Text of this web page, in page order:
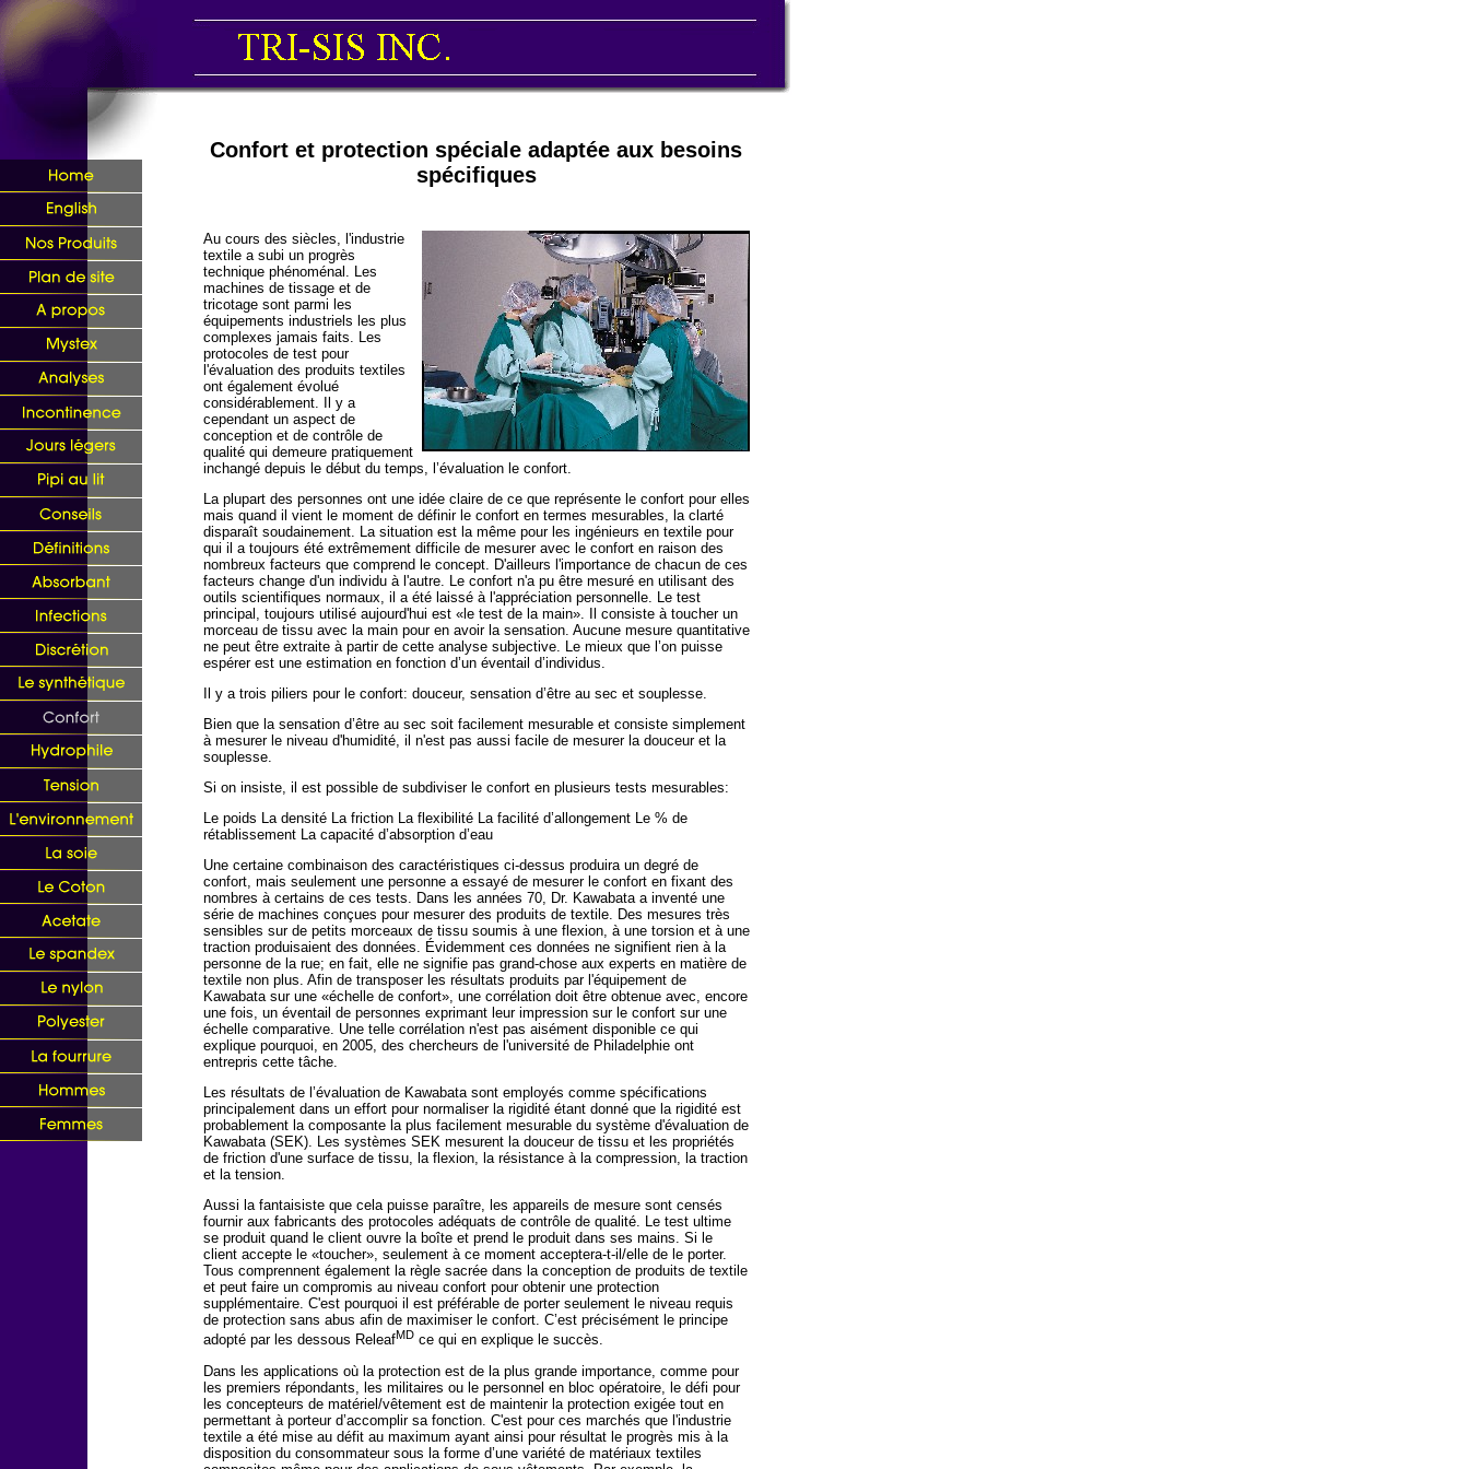
Confort et protection spéciale adaptée aux besoins
spécifiques
Au cours des siècles, l'industrie
textile a subi un progrès
technique phénoménal. Les
machines de tissage et de
tricotage sont parmi les
équipements industriels les plus
complexes jamais faits. Les
protocoles de test pour
l'évaluation des produits textiles
ont également évolué
considérablement. Il y a
cependant un aspect de
conception et de contrôle de
qualité qui demeure pratiquement
inchangé depuis le début du temps, l’évaluation le confort.
La plupart des personnes ont une idée claire de ce que représente le confort pour elles
mais quand il vient le moment de définir le confort en termes mesurables, la clarté
disparaît soudainement. La situation est la même pour les ingénieurs en textile pour
qui il a toujours été extrêmement difficile de mesurer avec le confort en raison des
nombreux facteurs que comprend le concept. D'ailleurs l'importance de chacun de ces
facteurs change d'un individu à l'autre. Le confort n'a pu être mesuré en utilisant des
outils scientifiques normaux, il a été laissé à l'appréciation personnelle. Le test
principal, toujours utilisé aujourd'hui est «le test de la main». Il consiste à toucher un
morceau de tissu avec la main pour en avoir la sensation. Aucune mesure quantitative
ne peut être extraite à partir de cette analyse subjective. Le mieux que l’on puisse
espérer est une estimation en fonction d’un éventail d’individus.
Il y a trois piliers pour le confort: douceur, sensation d’être au sec et souplesse.
Bien que la sensation d’être au sec soit facilement mesurable et consiste simplement
à mesurer le niveau d'humidité, il n'est pas aussi facile de mesurer la douceur et la
souplesse.
Si on insiste, il est possible de subdiviser le confort en plusieurs tests mesurables:
Le poids La densité La friction La flexibilité La facilité d’allongement Le % de
rétablissement La capacité d’absorption d’eau
Une certaine combinaison des caractéristiques ci-dessus produira un degré de
confort, mais seulement une personne a essayé de mesurer le confort en fixant des
nombres à certains de ces tests. Dans les années 70, Dr. Kawabata a inventé une
série de machines conçues pour mesurer des produits de textile. Des mesures très
sensibles sur de petits morceaux de tissu soumis à une flexion, à une torsion et à une
traction produisaient des données. Évidemment ces données ne signifient rien à la
personne de la rue; en fait, elle ne signifie pas grand-chose aux experts en matière de
textile non plus. Afin de transposer les résultats produits par l'équipement de
Kawabata sur une «échelle de confort», une corrélation doit être obtenue avec, encore
une fois, un éventail de personnes exprimant leur impression sur le confort sur une
échelle comparative. Une telle corrélation n'est pas aisément disponible ce qui
explique pourquoi, en 2005, des chercheurs de l'université de Philadelphie ont
entrepris cette tâche.
Les résultats de l’évaluation de Kawabata sont employés comme spécifications
principalement dans un effort pour normaliser la rigidité étant donné que la rigidité est
probablement la composante la plus facilement mesurable du système d'évaluation de
Kawabata (SEK). Les systèmes SEK mesurent la douceur de tissu et les propriétés
de friction d'une surface de tissu, la flexion, la résistance à la compression, la traction
et la tension.
Aussi la fantaisiste que cela puisse paraître, les appareils de mesure sont censés
fournir aux fabricants des protocoles adéquats de contrôle de qualité. Le test ultime
se produit quand le client ouvre la boîte et prend le produit dans ses mains. Si le
client accepte le «toucher», seulement à ce moment acceptera-t-il/elle de le porter.
Tous comprennent également la règle sacrée dans la conception de produits de textile
et peut faire un compromis au niveau confort pour obtenir une protection
supplémentaire. C'est pourquoi il est préférable de porter seulement le niveau requis
de protection sans abus afin de maximiser le confort. C’est précisément le principe
adopté par les dessous ReleafMDce qui en explique le succès.
Dans les applications où la protection est de la plus grande importance, comme pour
les premiers répondants, les militaires ou le personnel en bloc opératoire, le défi pour
les concepteurs de matériel/vêtement est de maintenir la protection exigée tout en
permettant à porteur d’accomplir sa fonction. C'est pour ces marchés que l'industrie
textile a été mise au défit au maximum ayant ainsi pour résultat le progrès mis à la
disposition du consommateur sous la forme d’une variété de matériaux textiles